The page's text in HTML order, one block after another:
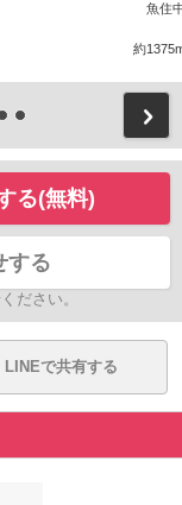
魚住
約
る(無料)
する
ださい。
LINEで共有する